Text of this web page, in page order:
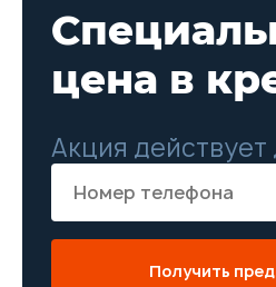
цена в
Акция действует
Получить